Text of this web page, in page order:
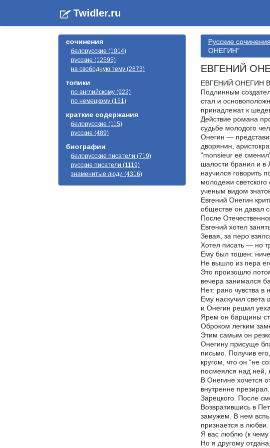
Twidler.ru
сочинения
белорусские (1014)
русские (12595)
на свободную тему (2873)
топики
по английскому (922)
по немецкому (151)
краткие содержания
белорусские (115)
русские (489)
биографии
белорусские писатели (719)
русские писатели (1119)
знаменитые люди (4316)
Русские сочинения
ОНЕГИН”
ЕВГЕНИЙ
ЕВГЕНИЙ ОНЕГИН
Подлинным
стал и
принадлежат к
Действие романа
судьбе молодого
Онегин —
дворянин,
“monsieur ее
шалости бранил и в
научился говорить
молодежи светского
ученым видом
Евгений Онегин
обществе он давал
После
Евгений хотел
Зевая, за перо
Хотел писать — но
Ему был тошен:
Не вышло из пера
Это произошло
вечера занимался
Нет: рано чувства в
Ему наскучил света
и Онегин решил
Ярем он барщины
Оброком легким
Этим самым он
Онегину присуще
письмо. Получив
кругом, что он “не
посмеялся над ней,
В Онегине хочется
внутренне
Зарецкого. После
Возвратившись в
замужем. В нем
признается в
Я вас люблю (к чему
Но я другому отдана;